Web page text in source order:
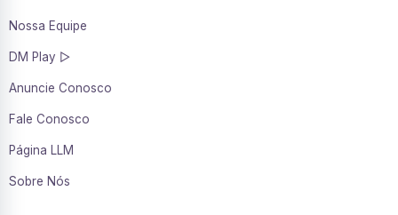
Nossa Equipe
DM Play ▷
Anuncie Conosco
Fale Conosco
Página LLM
Sobre Nós